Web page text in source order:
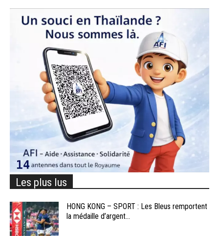
Les plus lus
HONG KONG – SPORT : Les Bleus remportent
la médaille d’argent...